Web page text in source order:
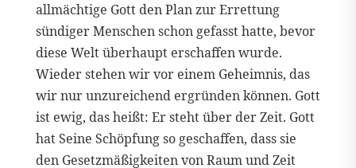
allmächtige Gott den Plan zur Errettung
sündiger Menschen schon gefasst hatte, bevor
diese Welt überhaupt erschaffen wurde.
Wieder stehen wir vor einem Geheimnis, das
wir nur unzureichend ergründen können. Gott
ist ewig, das heißt: Er steht über der Zeit. Gott
hat Seine Schöpfung so geschaffen, dass sie
den Gesetzmäßigkeiten von Raum und Zeit